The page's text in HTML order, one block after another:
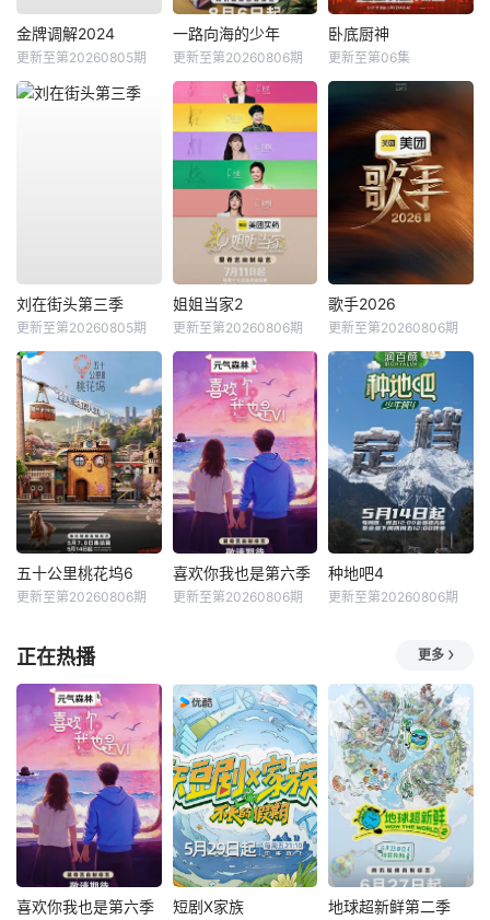
金牌调解2024
更新至第20260805期
一路向海的少年
更新至第20260806期
卧底厨神
更新至第06集
刘在街头第三季
更新至第20260805期
姐姐当家2
更新至第20260806期
歌手2026
更新至第20260806期
五十公里桃花坞6
更新至第20260806期
喜欢你我也是第六季
更新至第20260806期
种地吧4
更新至第20260806期
正在热播 更多
喜欢你我也是第六季 短剧X家族 地球超新鲜第二季